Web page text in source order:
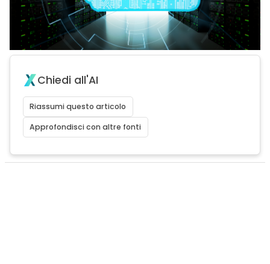
Chiedi all'AI
Riassumi questo articolo
Approfondisci con altre fonti